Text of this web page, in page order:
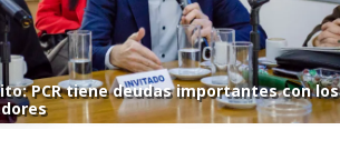
PCR tiene deudas importantes con los